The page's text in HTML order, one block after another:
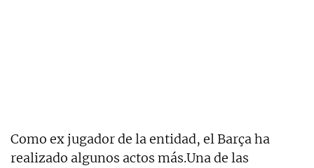
Como ex jugador de la entidad, el Barça ha
realizado algunos actos más.Una de las